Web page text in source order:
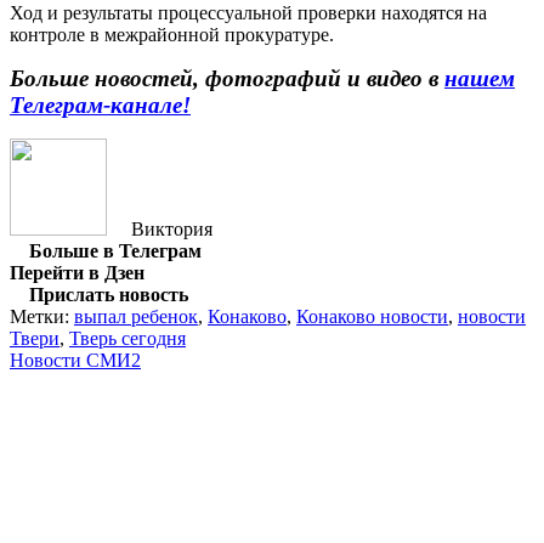
Ход и результаты процессуальной проверки находятся на
контроле в межрайонной прокуратуре.
Больше новостей, фотографий и видео в нашем
Телеграм-канале!
Виктория
Больше в Телеграм
Перейти в Дзен
Прислать новость
Метки: выпал ребенок, Конаково, Конаково новости, новости
Твери, Тверь сегодня
Новости СМИ2